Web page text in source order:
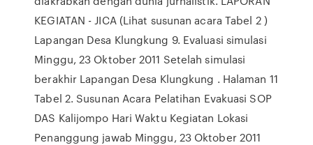
KEGIATAN - JICA (Lihat susunan acara Tabel 2 )
Lapangan Desa Klungkung 9. Evaluasi simulasi
Minggu, 23 Oktober 2011 Setelah simulasi
berakhir Lapangan Desa Klungkung . Halaman 11
Tabel 2. Susunan Acara Pelatihan Evakuasi SOP
DAS Kalijompo Hari Waktu Kegiatan Lokasi
Penanggung jawab Minggu, 23 Oktober 2011